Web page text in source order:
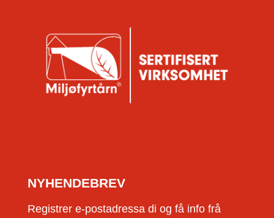
NYHENDEBREV
Registrer e-postadressa di og få info frå